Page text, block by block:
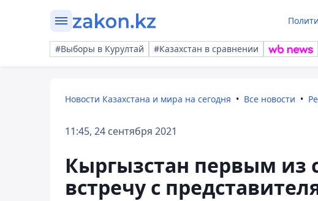
#Выборы в Курултай #Казахстан в сравнении
Новости Казахстана и мира на сегодня Все новости
11:45, 24 сентября 2021
Кыргызстан первым из
встречу с